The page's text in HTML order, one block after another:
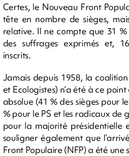
Certes, le Nouveau Front
tête en nombre de sièges,
relative. Il ne compte que 31
des suffrages exprimés et,
inscrits.
Jamais depuis 1958, la
et Ecologistes) n’a été à ce
absolue (41 % des sièges pour
% pour le PS et les radicaux de
pour la majorité présidentielle
souligner également que
Front Populaire (NFP) a été une